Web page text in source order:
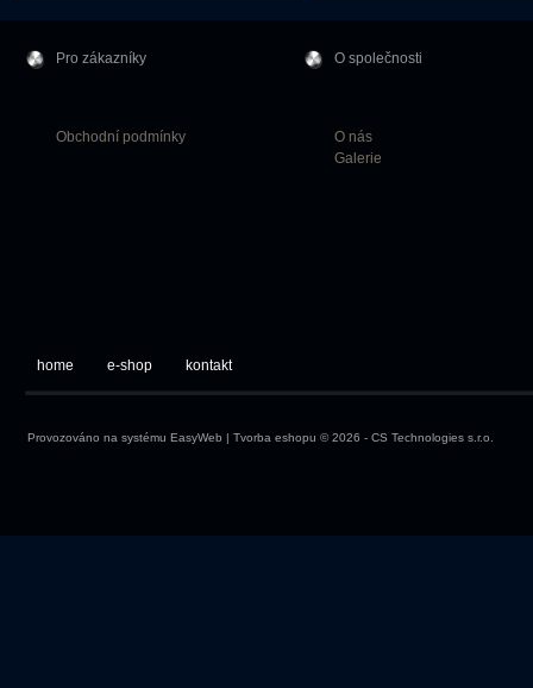
Pro zákazníky
Obchodní podmínky
O společnosti
O nás
Galerie
home e-shop kontakt
Provozováno na systému EasyWeb | Tvorba eshopu © 2026 - CS Technologies s.r.o.